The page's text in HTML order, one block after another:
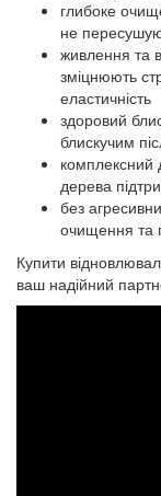
глибоке
не
живлення та
зміцнюють
еластичність
здоровий
блискучим
комплексний
дерева
без
очищення та
Купити
ваш надійний